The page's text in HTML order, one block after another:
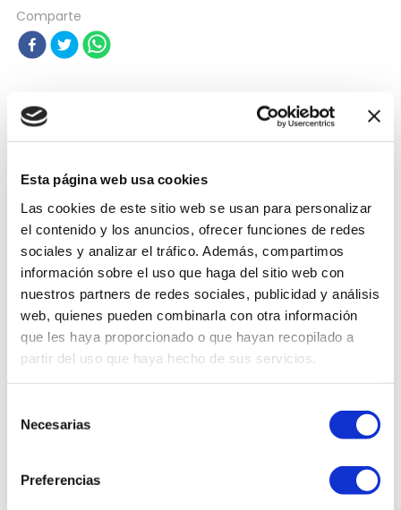
Esta página web usa cookies
Las cookies de este sitio web se usan para personalizar
el contenido y los anuncios, ofrecer funciones de redes
sociales y analizar el tráfico. Además, compartimos
información sobre el uso que haga del sitio web con
nuestros partners de redes sociales, publicidad y análisis
web, quienes pueden combinarla con otra información
que les haya proporcionado o que hayan recopilado a
partir del uso que haya hecho de sus servicios.
Necesarias
Preferencias
Comparte
La refrigeradora Samsung RT22FARADS8 de
234 litros en color plata ofrece innovadoras
características para mejorar tu experiencia
de almacenamiento de alimentos. Su filtro
desodorizante de fibra natural asegura que el
interior permanezca libre de olores
desagradables, preservando el sabor y
aroma originales de los alimentos. Con
estantes de vidrio templado capaces de
soportar hasta 150 kg, puedes almacenar de
manera segura objetos pesados y utensilios
acceso y la organización de tus alimentos,
eliminando la necesidad de rebuscar en la
nevera. Además, la iluminación LED de alta
eficiencia y larga duración proporciona una
luz suave y cómoda, facilitando la búsqueda